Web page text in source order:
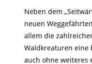
Neben dem
neuen
allem die
Waldkreaturen eine
auch ohne weiteres